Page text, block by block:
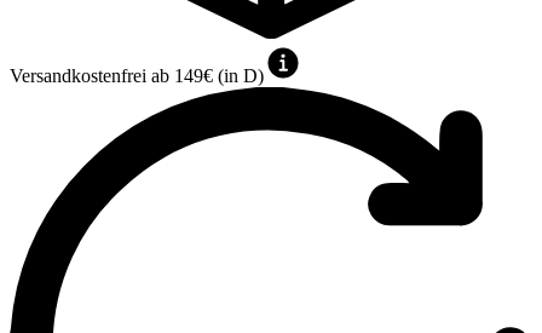
Versandkostenfrei ab 149€ (in D)